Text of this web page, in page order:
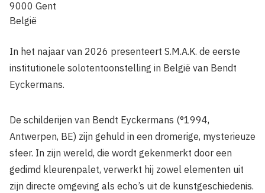
9000 Gent
België
In het najaar van 2026 presenteert S.M.A.K. de eerste
institutionele solotentoonstelling in België van Bendt
Eyckermans.
De schilderijen van Bendt Eyckermans (°1994,
Antwerpen, BE) zijn gehuld in een dromerige, mysterieuze
sfeer. In zijn wereld, die wordt gekenmerkt door een
gedimd kleurenpalet, verwerkt hij zowel elementen uit
zijn directe omgeving als echo’s uit de kunstgeschiedenis.